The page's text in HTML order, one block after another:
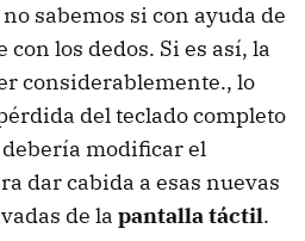
sabemos si con ayuda de
los dedos. Si es así, la
considerablemente., lo
del teclado completo
modificar el
dar cabida a esas nuevas
de la pantalla táctil.